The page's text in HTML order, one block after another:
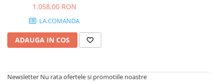
1.058,00 RON
LA COMANDA
ADAUGA IN COS
Newsletter Nu rata ofertele si promotiile noastre